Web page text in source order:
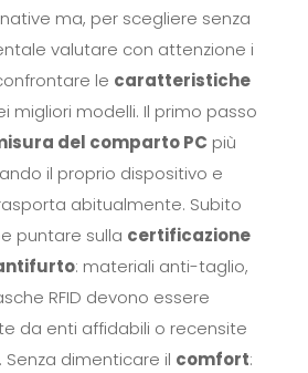
ma, per scegliere senza
valutare con attenzione i
le caratteristiche
migliori modelli. Il primo passo
del comparto PC più
il proprio dispositivo e
abitualmente. Subito
puntare sulla certificazione
: materiali anti-taglio,
RFID devono essere
da enti affidabili o recensite
dimenticare il comfort: